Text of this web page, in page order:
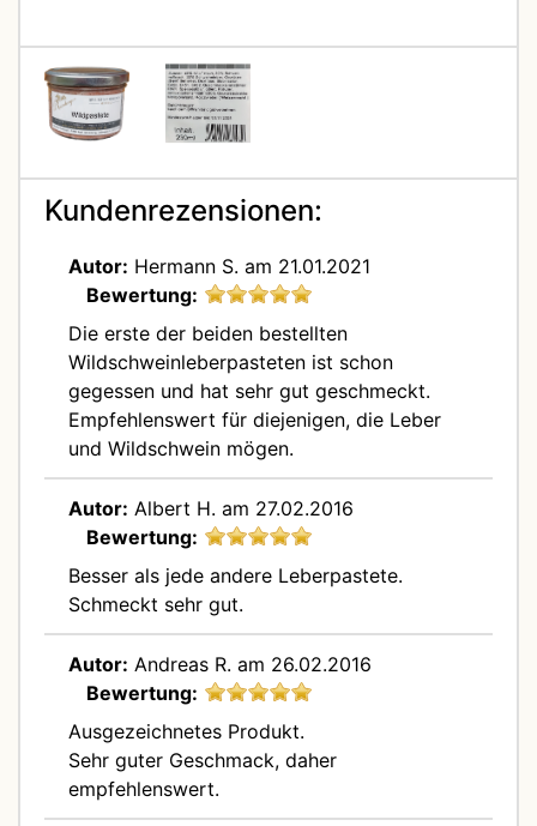
Kundenrezensionen:
Autor: Hermann S. am 21.01.2021
Bewertung:
Die erste der beiden bestellten
Wildschweinleberpasteten ist schon
gegessen und hat sehr gut geschmeckt.
Empfehlenswert für diejenigen, die Leber
und Wildschwein mögen.
Autor: Albert H. am 27.02.2016
Bewertung:
Besser als jede andere Leberpastete.
Schmeckt sehr gut.
Autor: Andreas R. am 26.02.2016
Bewertung:
Ausgezeichnetes Produkt.
Sehr guter Geschmack, daher
empfehlenswert.